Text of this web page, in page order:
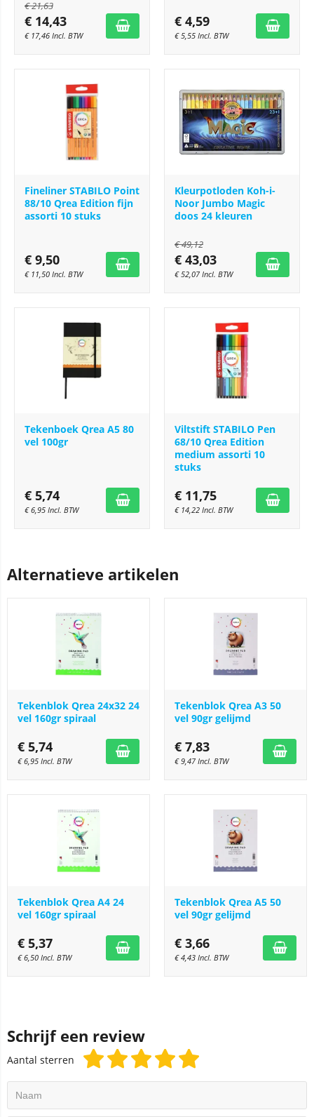
€21,63
€ 14,43
€ 17,46 Incl. BTW
€ 4,59
€5,55 Incl. BTW
Fineliner STABILO Point
88/10 Qrea Edition fijn
assorti 10 stuks
€ 9,50
€ 11,50 Incl. BTW
Kleurpotloden Koh-i-
Noor Jumbo Magic
doos 24 kleuren
€49,12
€ 43,03
€52,07 Incl. BTW
Tekenboek Qrea A5 80
vel 100gr
€ 5,74
€6,95 Incl. BTW
Viltstift STABILO Pen
68/10 Qrea Edition
medium assorti 10
stuks
€ 11,75
€ 14,22 Incl. BTW
Alternatieve artikelen
Tekenblok Qrea 24x32 24
vel 160gr spiraal
€ 5,74
€6,95 Incl. BTW
Tekenblok Qrea A3 50
vel 90gr gelijmd
€ 7,83
€9,47 Incl. BTW
Tekenblok Qrea A4 24
vel 160gr spiraal
€ 5,37
€6,50 Incl. BTW
Tekenblok Qrea A5 50
vel 90gr gelijmd
€ 3,66
€4,43 Incl. BTW
Schrijf een review
Aantal sterren